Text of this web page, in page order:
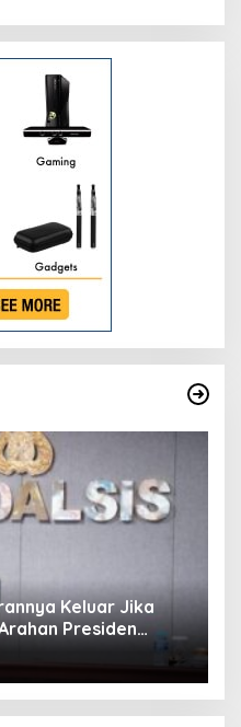
Keluar Jika
Presiden